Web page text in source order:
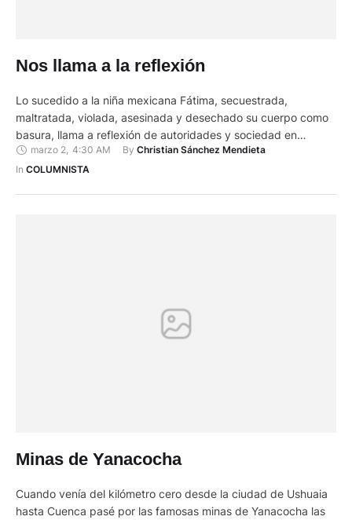
Nos llama a la reflexión
Lo sucedido a la niña mexicana Fátima, secuestrada,
maltratada, violada, asesinada y desechado su cuerpo como
basura, llama a reflexión de autoridades y sociedad en
general. Porque puede suceder dondequiera y a cualquiera,
pues bien recordamos un caso similar en Ecuador con la
marzo 2 4:30 AM By Christian Sánchez Mendieta
In COLUMNISTA
Minas de Yanacocha
Cuando venía del kilómetro cero desde la ciudad de Ushuaia
hasta Cuenca pasé por las famosas minas de Yanacocha las